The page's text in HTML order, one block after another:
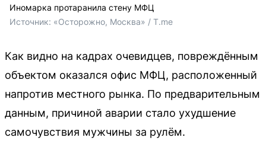
Иномарка протаранила стену МФЦ
Источник: «Осторожно, Москва» / T.me
Как видно на кадрах очевидцев, повреждённым
объектом оказался офис МФЦ, расположенный
напротив местного рынка. По предварительным
данным, причиной аварии стало ухудшение
самочувствия мужчины за рулём.